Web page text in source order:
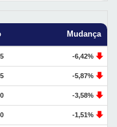
Mudança
-6,42%
-5,87%
-3,58%
-1,51%